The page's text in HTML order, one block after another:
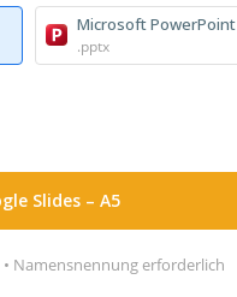
Microsoft PowerPoint
.pptx
Slides – A5
Namensnennung erforderlich